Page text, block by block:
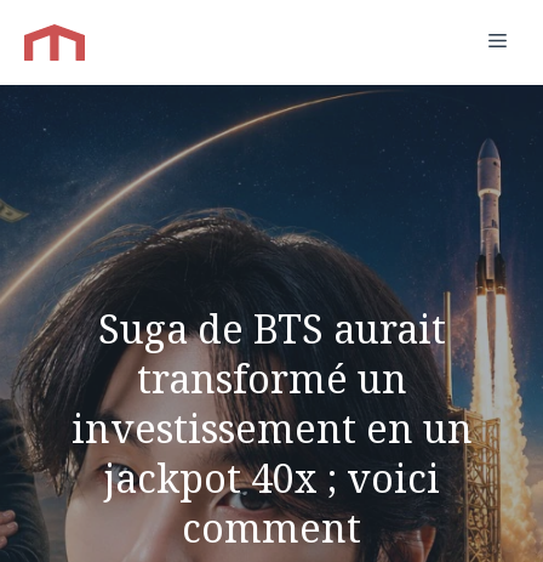
contenu
Suga de BTS aurait
transformé un
investissement en un
jackpot 40x ; voici
comment